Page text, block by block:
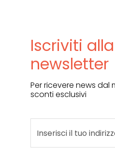
Iscriviti alla
newsletter
Per ricevere news dal
sconti esclusivi